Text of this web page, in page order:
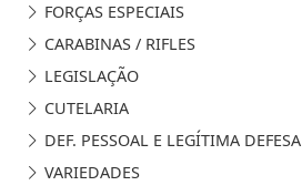
FORÇAS ESPECIAIS
CARABINAS / RIFLES
LEGISLAÇÃO
CUTELARIA
DEF. PESSOAL E LEGÍTIMA DEFESA
VARIEDADES